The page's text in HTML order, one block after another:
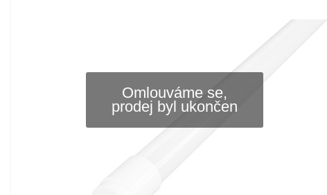
Omlouváme se,
prodej byl ukončen